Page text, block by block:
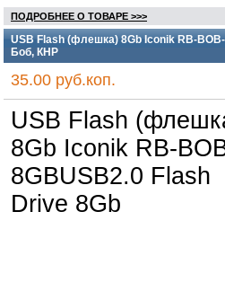
ПОДРОБНЕЕ О ТОВАРЕ >>>
USB Flash (флешка) 8Gb Iconik RB-
Боб, КНР
35.00 руб.коп.
USB Flash
8Gb Iconik RB-
8GBUSB2.0 Flash
Drive 8Gb